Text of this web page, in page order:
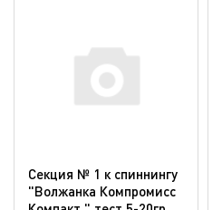
Секция № 1 к спиннингу
"Волжанка Компромисс